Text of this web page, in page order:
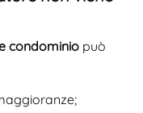
condominio può